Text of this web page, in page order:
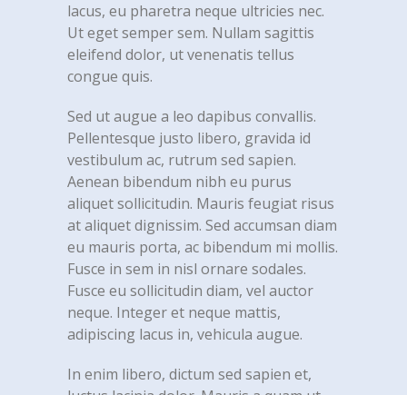
lacus, eu pharetra neque ultricies nec.
Ut eget semper sem. Nullam sagittis
eleifend dolor, ut venenatis tellus
congue quis.
Sed ut augue a leo dapibus convallis.
Pellentesque justo libero, gravida id
vestibulum ac, rutrum sed sapien.
Aenean bibendum nibh eu purus
aliquet sollicitudin. Mauris feugiat risus
at aliquet dignissim. Sed accumsan diam
eu mauris porta, ac bibendum mi mollis.
Fusce in sem in nisl ornare sodales.
Fusce eu sollicitudin diam, vel auctor
neque. Integer et neque mattis,
adipiscing lacus in, vehicula augue.
In enim libero, dictum sed sapien et,